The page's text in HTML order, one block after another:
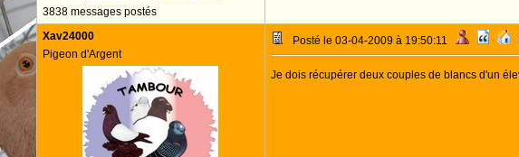
3838 messages postés
Xav24000
Pigeon d'Argent
Posté le 03-04-2009 à 19:50:11
Je dois récupérer deux couples de blancs d'un